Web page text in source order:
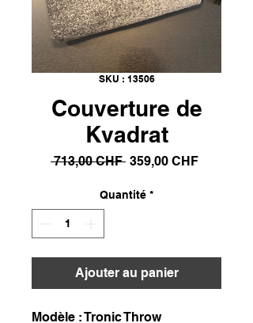
SKU : 13506
Couverture de
Kvadrat
713,00 CHF Prix
359,00 CHFPrix
Quantité *
Ajouter au panier
Modèle : Tronic Throw